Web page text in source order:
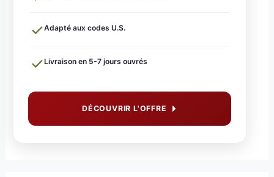
Adapté aux codes U.S.
Livraison en 5-7 jours ouvrés
DÉCOUVRIR L'OFFRE